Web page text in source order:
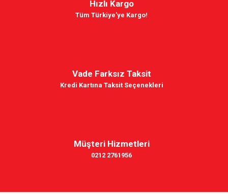
Hızlı Kargo
Tüm Türkiye'ye Kargo!
Vade Farksız Taksit
Kredi Kartına Taksit Seçenekleri
Müşteri Hizmetleri
0212 2761956